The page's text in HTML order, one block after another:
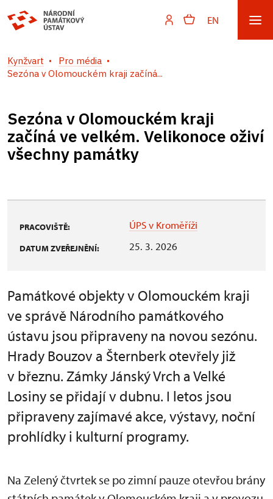
EN
Kynžvart
Pro média
Sezóna v Olomouckém kraji začíná...
Sezóna v Olomouckém kraji
začíná ve velkém. Velikonoce oživí
všechny památky
PRACOVIŠTĚ: ÚPS v Kroměříži
DATUM ZVEŘEJNĚNÍ: 25. 3. 2026
Památkové objekty v Olomouckém kraji
ve správě Národního památkového
ústavu jsou připraveny na novou sezónu.
Hrady Bouzov a Šternberk otevřely již
v březnu. Zámky Jánský Vrch a Velké
Losiny se přidají v dubnu. I letos jsou
připraveny zajímavé akce, výstavy, noční
prohlídky i kulturní programy.
Na Zelený čtvrtek se po zimní pauze otevřou brány